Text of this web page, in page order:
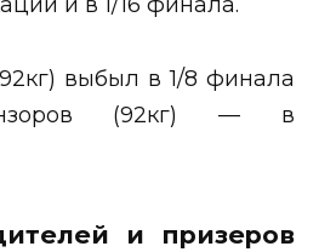
выбыл в 1/8 финала
(92кг) — в
и призеров